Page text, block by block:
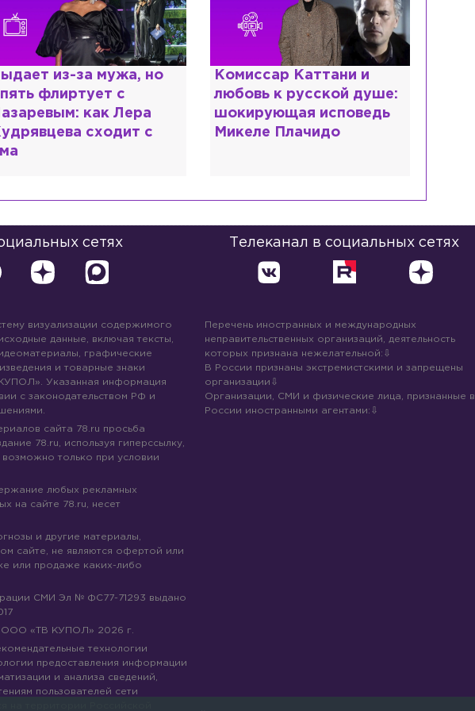
Каттани и
к русской душе:
исповедь
Плачидо
Специалист с напрасным
дипломом: почему мир
разочаровался в высшем
образовании?
сетях Телеканал в социальных сетях
визуализации содержимого
данные, включая тексты,
графические
и товарные знаки
Указанная информация
с законодательством РФ и
сайта 78.ru просьба
78.ru, используя гиперссылку,
возможно только при условии
любых рекламных
на сайте 78.ru, несет
и другие материалы,
сайте, не являются офертой или
или продаже каких-либо
СМИ Эл № ФС77-71293 выдано
ООО «ТВ КУПОЛ» 2026 г.
технологии
предоставления информации
и анализа сведений,
пользователей сети
Перечень иностранных и международных
неправительственных организаций, деятельность
которых признана нежелательной:
В России признаны экстремистскими и запрещены
организации
Организации, СМИ и физические лица, признанные в
России иностранными агентами: